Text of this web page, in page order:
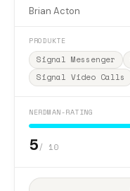
Brian Acton
PRODUKTE
Signal Messenger
Signal Video Calls
NERDMAN-RATING
5/ 10